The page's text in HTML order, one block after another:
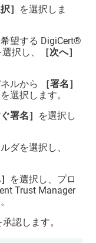
］ を選択しま
望する DigiCert​​®​​
択し、
［次へ］
ルから
［署名］
を選択します。
署名］ を選択し
ダを選択し、
を選択し、プロ
Trust Manager
認します。